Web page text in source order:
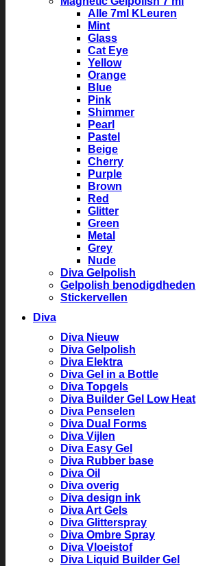
Alle 7ml KLeuren
Mint
Glass
Cat Eye
Yellow
Orange
Blue
Pink
Shimmer
Pearl
Pastel
Beige
Cherry
Purple
Brown
Red
Glitter
Green
Metal
Grey
Nude
Diva Gelpolish
Gelpolish benodigdheden
Stickervellen
Diva
Diva Nieuw
Diva Gelpolish
Diva Elektra
Diva Gel in a Bottle
Diva Topgels
Diva Builder Gel Low Heat
Diva Penselen
Diva Dual Forms
Diva Vijlen
Diva Easy Gel
Diva Rubber base
Diva Oil
Diva overig
Diva design ink
Diva Art Gels
Diva Glitterspray
Diva Ombre Spray
Diva Vloeistof
Diva Liquid Builder Gel